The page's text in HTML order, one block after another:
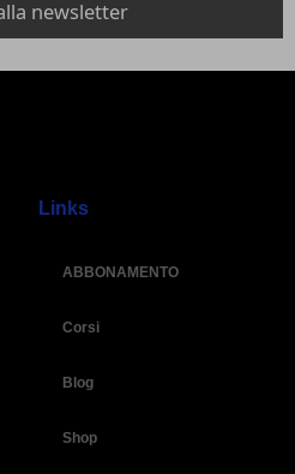
Links
ABBONAMENTO
Corsi
Blog
Shop